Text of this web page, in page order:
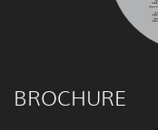
BROCHURE